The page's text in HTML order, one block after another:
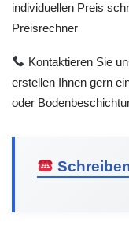
individuellen Preis
Preisrechner
Kontaktieren Sie
erstellen Ihnen gern
oder